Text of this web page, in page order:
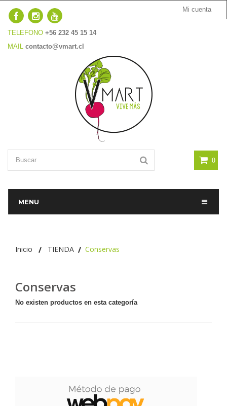
Mi cuenta
TELEFONO +56 232 45 15 14
MAIL contacto@vmart.cl
0
MENU
Inicio TIENDA Conservas
Conservas
No existen productos en esta categoría